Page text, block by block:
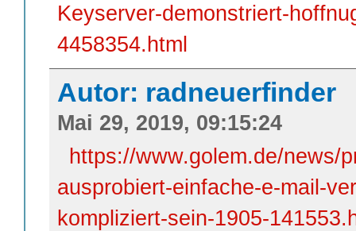
Keyserver-demonstriert-
4458354.html
Autor: radneuerfinder
Mai 29, 2019, 09:15:24
https://www.golem.de/news/
ausprobiert-einfache-e-mail-
kompliziert-sein-1905-